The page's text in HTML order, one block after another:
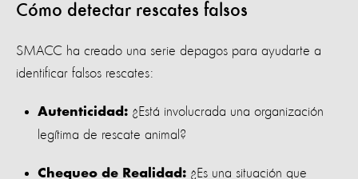
Cómo detectar rescates falsos
SMACC ha creado una serie depagos para ayudarte a
identificar falsos rescates:
Autenticidad: ¿Está involucrada una organización
legítima de rescate animal?
Chequeo de Realidad: ¿Es una situación que